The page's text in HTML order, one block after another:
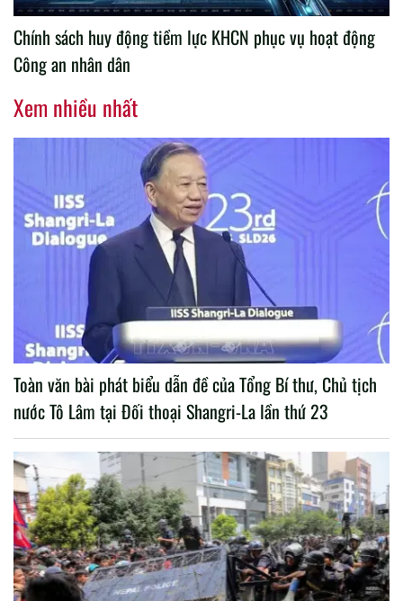
Chính sách huy động tiềm lực KHCN phục vụ hoạt động
Công an nhân dân
Xem nhiều nhất
Toàn văn bài phát biểu dẫn đề của Tổng Bí thư, Chủ tịch
nước Tô Lâm tại Đối thoại Shangri-La lần thứ 23